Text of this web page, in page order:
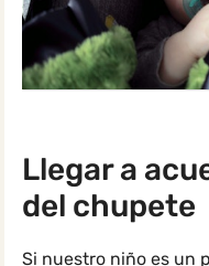
Llegar a
del chupete
Si nuestro niño es un